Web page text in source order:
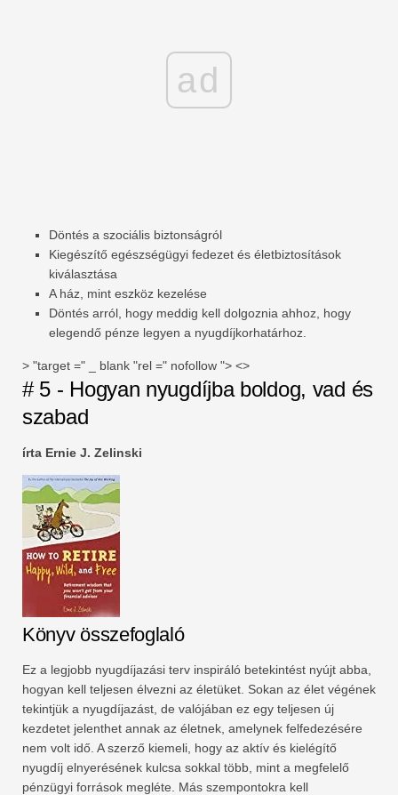
ad
Döntés a szociális biztonságról
Kiegészítő egészségügyi fedezet és életbiztosítások
kiválasztása
A ház, mint eszköz kezelése
Döntés arról, hogy meddig kell dolgoznia ahhoz, hogy
elegendő pénze legyen a nyugdíjkorhatárhoz.
> "target =" _ blank "rel =" nofollow "> <>
# 5 - Hogyan nyugdíjba boldog, vad és
szabad
írta Ernie J. Zelinski
Könyv összefoglaló
Ez a legjobb nyugdíjazási terv inspiráló betekintést nyújt abba,
hogyan kell teljesen élvezni az életüket. Sokan az élet végének
tekintjük a nyugdíjazást, de valójában ez egy teljesen új
kezdetet jelenthet annak az életnek, amelynek felfedezésére
nem volt idő. A szerző kiemeli, hogy az aktív és kielégítő
nyugdíj elnyerésének kulcsa sokkal több, mint a megfelelő
pénzügyi források megléte. Más szempontokra kell